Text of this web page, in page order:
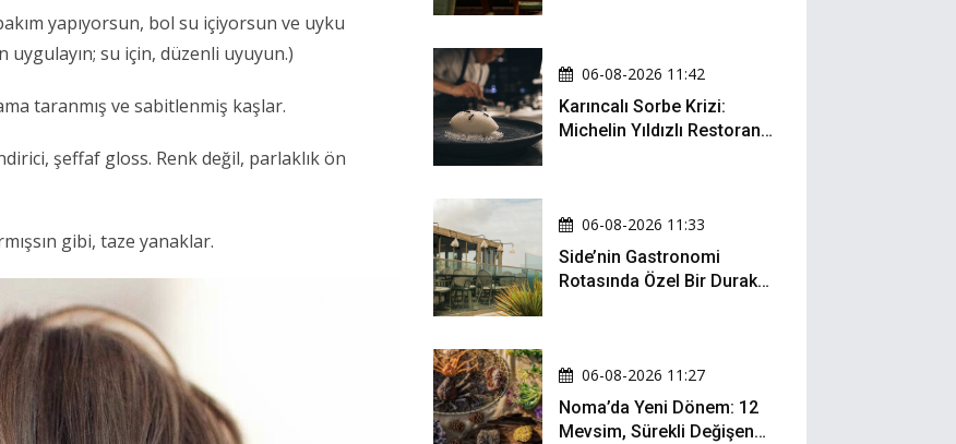
yapıyorsun, bol su içiyorsun ve uyku
su için, düzenli uyuyun.)
taranmış ve sabitlenmiş kaşlar.
şeffaf gloss. Renk değil, parlaklık ön
gibi, taze yanaklar.
06-08-2026 11:42
Karıncalı Sorbe Krizi:
Michelin Yıldızlı Restoran
06-08-2026 11:33
Side’nin Gastronomi
Rotasında Özel Bir Durak:
06-08-2026 11:27
Noma’da Yeni Dönem: 12
Mevsim, Sürekli Değişen